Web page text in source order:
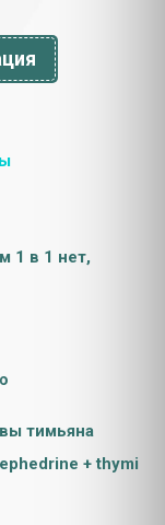
1 в 1 нет,
тимьяна
+ thymi